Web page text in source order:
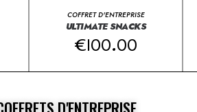
COFFRET D'ENTREPRISE
ULTIMATE SNACKS
€100.00